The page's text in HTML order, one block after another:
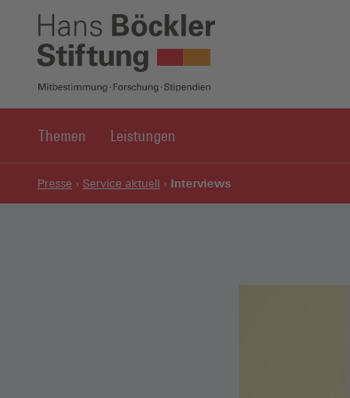
Themen Leistungen
Presse Service aktuell Interviews